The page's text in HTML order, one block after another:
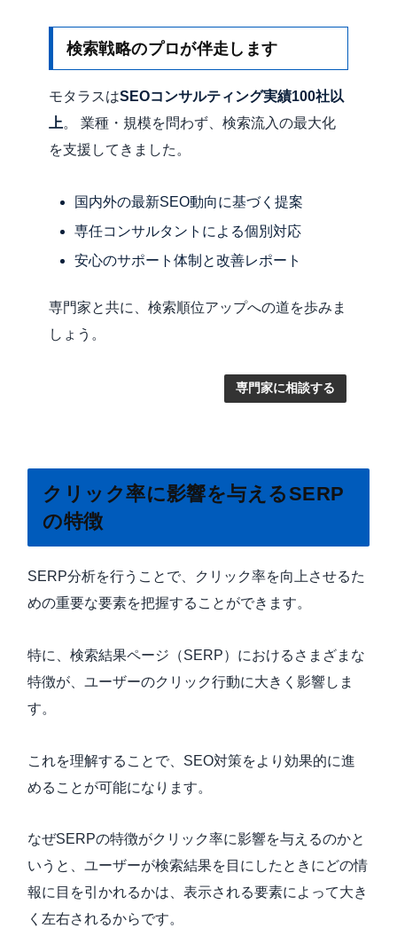
検索戦略のプロが伴走します
モタラスはSEOコンサルティング実績100社以
上。 業種・規模を問わず、検索流入の最大化
を支援してきました。
国内外の最新SEO動向に基づく提案
専任コンサルタントによる個別対応
安心のサポート体制と改善レポート
専門家と共に、検索順位アップへの道を歩みま
しょう。
専門家に相談する
クリック率に影響を与えるSERP
の特徴
SERP分析を行うことで、クリック率を向上させるた
めの重要な要素を把握することができます。
特に、検索結果ページ（SERP）におけるさまざまな
特徴が、ユーザーのクリック行動に大きく影響しま
す。
これを理解することで、SEO対策をより効果的に進
めることが可能になります。
なぜSERPの特徴がクリック率に影響を与えるのかと
いうと、ユーザーが検索結果を目にしたときにどの情
報に目を引かれるかは、表示される要素によって大き
く左右されるからです。